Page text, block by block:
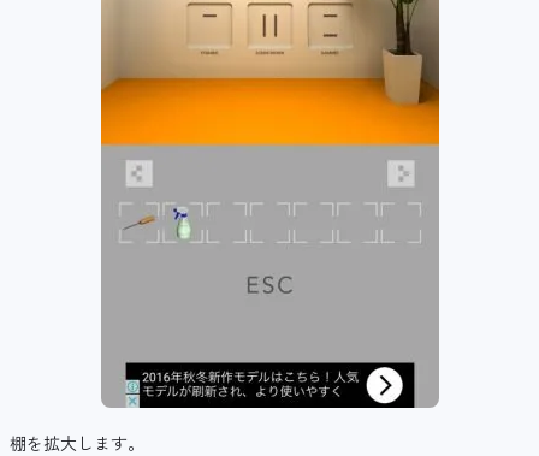
棚を拡大します。